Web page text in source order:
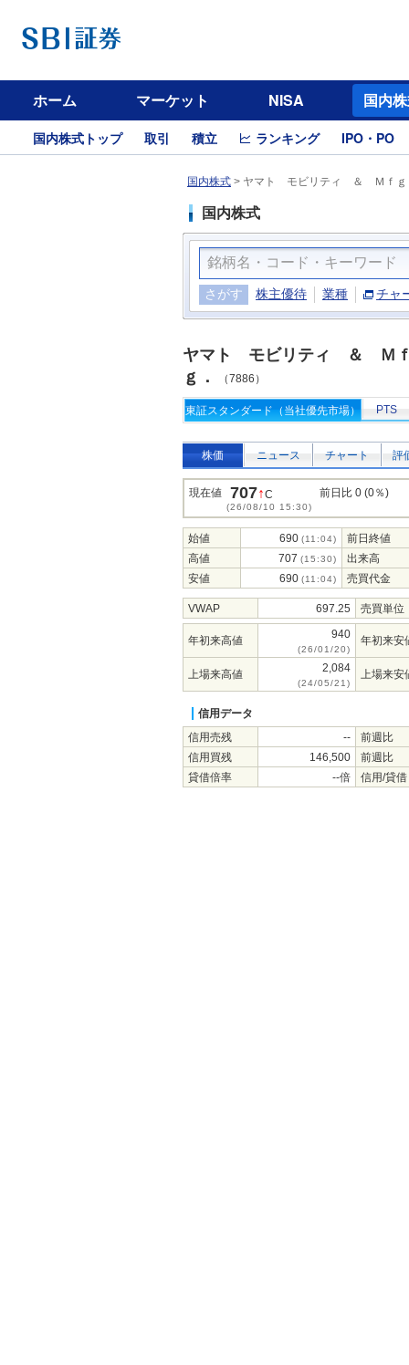
ホーム マーケット NISA 国内
国内株式トップ 取引 積立 ランキング IPO・PO
国内株式 > ヤマト モビリティ ＆ Ｍｆｇ
国内株式
さがす 株主優待 業種 チャ
ヤマト モビリティ ＆ Ｍ
ｇ．
（7886）
東証スタンダード（当社優先市場） PTS
株価 ニュース チャート 評
現在値 707↑C
(26/08/10 15:30)
前日比 0 (0％)
始値 690 (11:04)
前日終値
高値
707 (15:30)
出来高
安値
690 (11:04) 売買代金
VWAP 697.25 売買単位
年初来高値 940
(26/01/20)
年初来安
上場来高値 2,084
(24/05/21)
上場来安
信用データ
信用売残
--
前週比
信用買残
146,500
前週比
貸借倍率
--倍 信用/貸借